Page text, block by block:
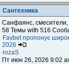
Сантехника
Санфаянс,
58 Темы with 516
Favbet пропонує
2026
rozaS
Пт июн 26, 2026 9:02